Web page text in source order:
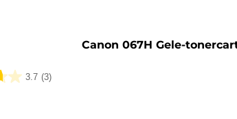
Canon 067H Gele-
3.7 (3)